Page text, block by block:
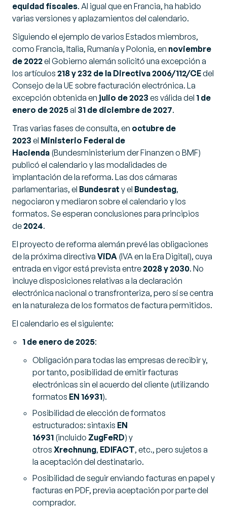
equidad fiscales. Al igual que en Francia, ha habido
varias versiones y aplazamientos del calendario.
Siguiendo el ejemplo de varios Estados miembros,
como Francia, Italia, Rumanía y Polonia, en noviembre
de 2022el Gobierno alemán solicitó una excepción a
los artículos 218 y 232 de la Directiva 2006/112/CEdel
Consejo de la UE sobre facturación electrónica. La
excepción obtenida en julio de 2023 es válida del 1 de
enero de 2025al 31 de diciembre de 2027.
Tras varias fases de consulta, en octubre de
2023 el Ministerio Federal de
Hacienda (Bundesministerium der Finanzen o BMF)
publicó el calendario y las modalidades de
implantación de la reforma. Las dos cámaras
parlamentarias, el Bundesrat y el Bundestag,
negociaron y mediaron sobre el calendario y los
formatos. Se esperan conclusiones para principios
de2024.
El proyecto de reforma alemán prevé las obligaciones
de la próxima directiva ViDA (IVA en la Era Digital), cuya
entrada en vigor está prevista entre2028 y 2030. No
incluye disposiciones relativas a la declaración
electrónica nacional o transfronteriza, pero sí se centra
en la naturaleza de los formatos de factura permitidos.
El calendario es el siguiente:
1 de enero de 2025:
Obligación para todas las empresas de recibir y,
por tanto, posibilidad de emitir facturas
electrónicas sin el acuerdo del cliente (utilizando
formatos EN 16931).
Posibilidad de elección de formatos
estructurados: sintaxis EN
16931 (incluido ZugFeRD) y
otros Xrechnung, EDIFACT, etc., pero sujetos a
la aceptación del destinatario.
Posibilidad de seguir enviando facturas en papel y
facturas en PDF, previa aceptación por parte del
comprador.